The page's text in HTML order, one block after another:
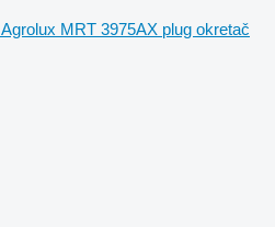
Agrolux MRT 3975AX plug okretač